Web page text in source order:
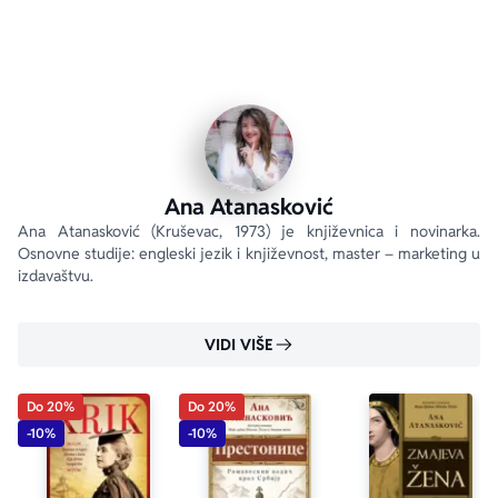
Ana Atanasković
Ana Atanasković (Kruševac, 1973) je književnica i novinarka.
Osnovne studije: engleski jezik i književnost, master – marketing u
izdavaštvu.
VIDI VIŠE
Do 20%
-10%
Do 20%
-10%